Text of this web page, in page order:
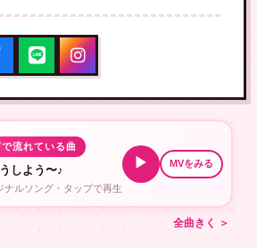
流れている曲
しよう〜♪
ナルソング・タップで再生
▶ MVをみる
全曲きく ＞